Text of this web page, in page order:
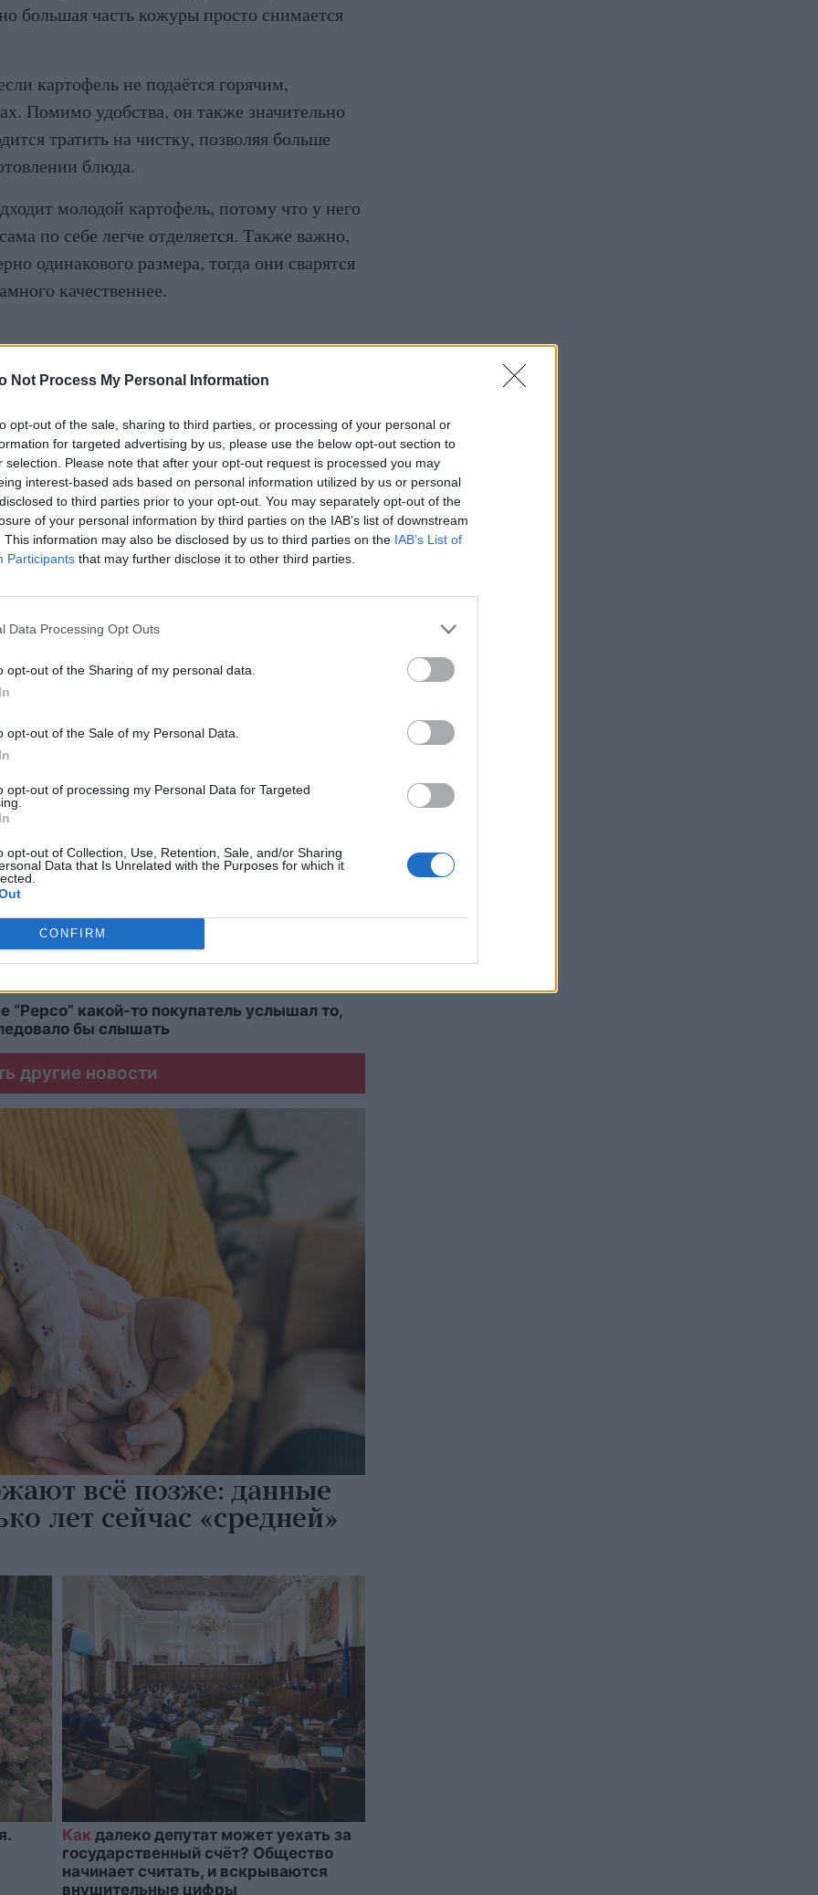
Not Process My Personal Information
opt-out of the sale, sharing to third parties, or processing of your personal or
for targeted advertising by us, please use the below opt-out section to
selection. Please note that after your opt-out request is processed you may
interest-based ads based on personal information utilized by us or personal
to third parties prior to your opt-out. You may separately opt-out of the
of your personal information by third parties on the IAB’s list of downstream
This information may also be disclosed by us to third parties on the IAB’s List of
Participants that may further disclose it to other third parties.
Data Processing Opt Outs
opt-out of the Sharing of my personal data.
opt-out of the Sale of my Personal Data.
opt-out of processing my Personal Data for Targeted
opt-out of Collection, Use, Retention, Sale, and/or Sharing
Data that Is Unrelated with the Purposes for which it
CONFIRM
большая часть кожуры просто снимается
картофель не подаётся горячим,
Помимо удобства, он также значительно
тратить на чистку, позволяя больше
блюда.
молодой картофель, потому что у него
по себе легче отделяется. Также важно,
одинакового размера, тогда они сварятся
качественнее.
Необычный счёт в ресторане
обсуждение
зодиака лучше не спорить: они всегда
эту картину… Я больше не хочу посещать
в восторге от замеченного в
“Pepco” какой-то покупатель услышал то,
бы слышать
другие новости
всё позже: данные
лет сейчас «средней»
Как далеко депутат может уехать за
государственный счёт? Общество
начинает считать, и вскрываются
внушительные цифры